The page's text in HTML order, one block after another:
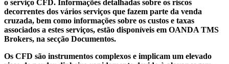
o serviço CFD. Informações detalhadas sobre os riscos
decorrentes dos vários serviços que fazem parte da venda
cruzada, bem como informações sobre os custos e taxas
associados a estes serviços, estão disponíveis em OANDA TMS
Brokers, na secção Documentos.
Os CFD são instrumentos complexos e implicam um elevado